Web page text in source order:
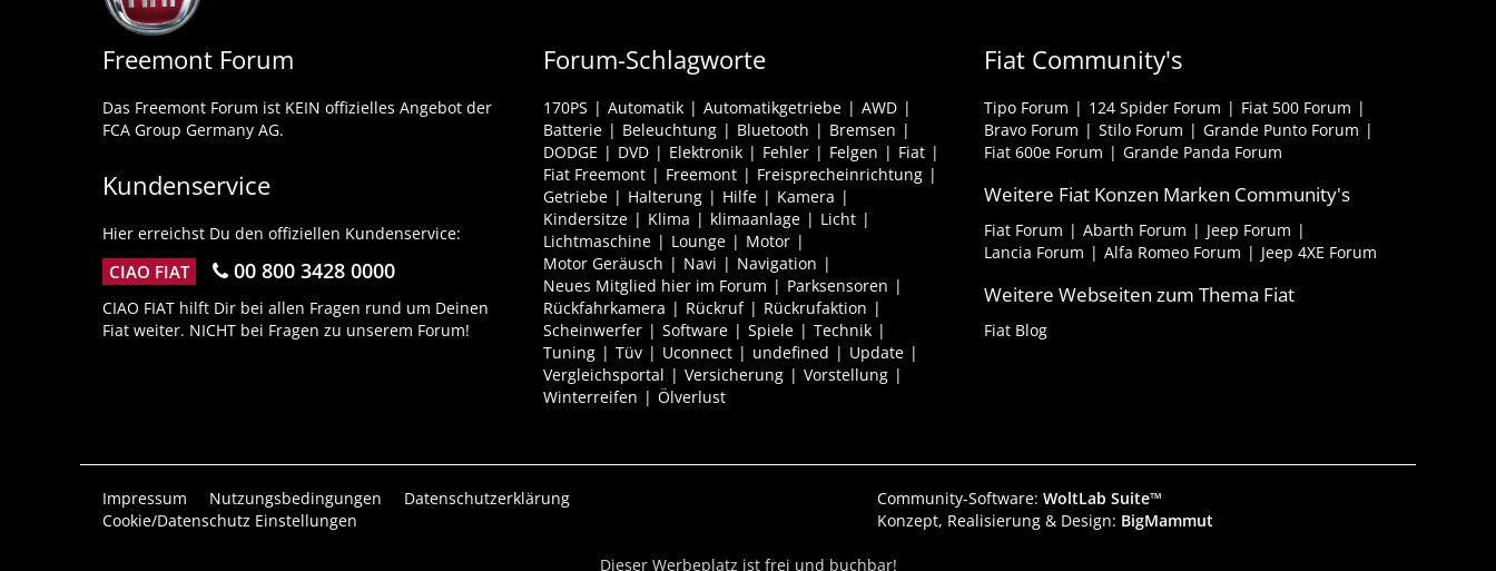
Freemont Forum
Das Freemont Forum ist KEIN offizielles Angebot der
FCA Group Germany AG.
Kundenservice
Hier erreichst Du den offiziellen Kundenservice:
CIAO FIAT 00 800 3428 0000
CIAO FIAT hilft Dir bei allen Fragen rund um Deinen
Fiat weiter. NICHT bei Fragen zu unserem Forum!
Forum-Schlagworte
170PS Automatik Automatikgetriebe
AWD
Batterie
Beleuchtung Bluetooth
Bremsen
DODGE
DVD Elektronik Fehler Felgen
Fiat
Fiat Freemont
Freemont
Freisprecheinrichtung
Getriebe
Halterung Hilfe
Kamera
Kindersitze
Klima klimaanlage
Licht
Lichtmaschine
Lounge
Motor
Motor Geräusch
Navi
Navigation
Neues Mitglied hier im Forum
Parksensoren
Rückfahrkamera
Rückruf
Rückrufaktion
Scheinwerfer
Software Spiele
Technik
Tuning
Tüv Uconnect undefined
Update
Vergleichsportal
Versicherung
Vorstellung
Winterreifen
Ölverlust
Fiat Community's
Tipo Forum 124 Spider Forum
Fiat 500 Forum
Bravo Forum
Stilo Forum
Grande Punto Forum
Fiat 600e Forum
Grande Panda Forum
Weitere Fiat Konzen Marken Community's
Fiat Forum Abarth Forum
Jeep Forum
Lancia Forum
Alfa Romeo Forum Jeep 4XE Forum
Weitere Webseiten zum Thema Fiat
Fiat Blog
Impressum Nutzungsbedingungen
Datenschutzerklärung
Cookie/Datenschutz Einstellungen
Community-Software: WoltLab Suite™
Konzept, Realisierung & Design: BigMammut
Dieser Werbeplatz ist frei und buchbar!